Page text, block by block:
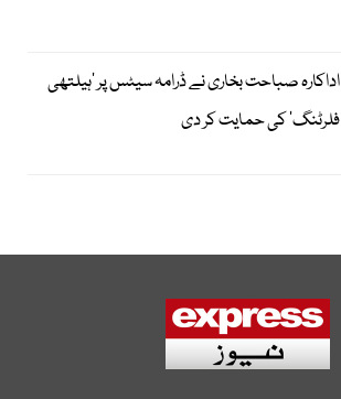
اداکارہ صباحت بخاری نے ڈرامہ سیٹس پر ’ہیلتھی
فلرٹنگ‘ کی حمایت کر دی